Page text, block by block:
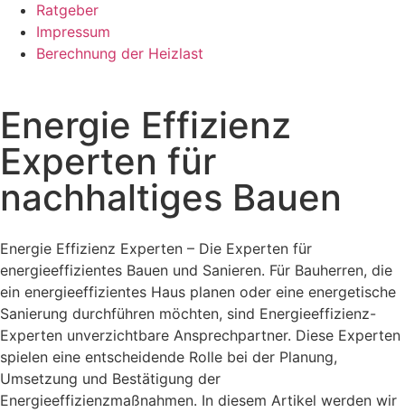
Ratgeber
Impressum
Berechnung der Heizlast
Energie Effizienz
Experten für
nachhaltiges Bauen
Energie Effizienz Experten – Die Experten für
energieeffizientes Bauen und Sanieren. Für Bauherren, die
ein energieeffizientes Haus planen oder eine energetische
Sanierung durchführen möchten, sind Energieeffizienz-
Experten unverzichtbare Ansprechpartner. Diese Experten
spielen eine entscheidende Rolle bei der Planung,
Umsetzung und Bestätigung der
Energieeffizienzmaßnahmen. In diesem Artikel werden wir